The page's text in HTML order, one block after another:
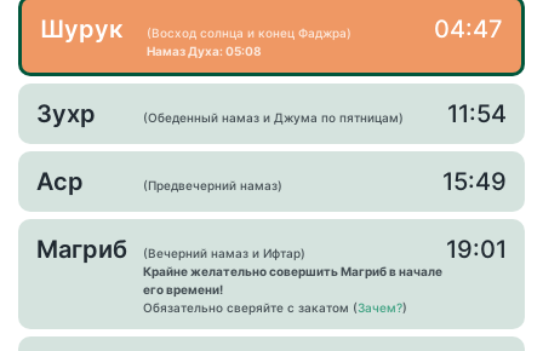
Шурук
(Восход солнца и конец Фаджра)
Намаз Духа: 05:08
04:47
Зухр (Обеденный намаз и Джума по пятницам) 11:54
Аср (Предвечерний намаз) 15:49
Магриб
(Вечерний намаз и Ифтар)
Крайне желательно совершить Магриб в начале
его времени!
Обязательно сверяйте с закатом (Зачем?)
19:01